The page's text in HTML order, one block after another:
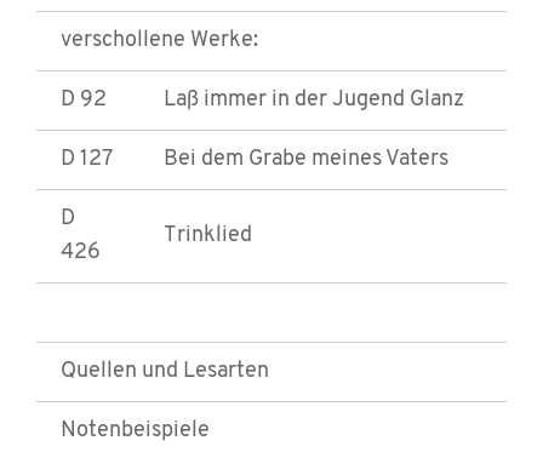
verschollene Werke:
D 92 Laß immer in der Jugend Glanz
D 127 Bei dem Grabe meines Vaters
D
426
Trinklied
Quellen und Lesarten
Notenbeispiele